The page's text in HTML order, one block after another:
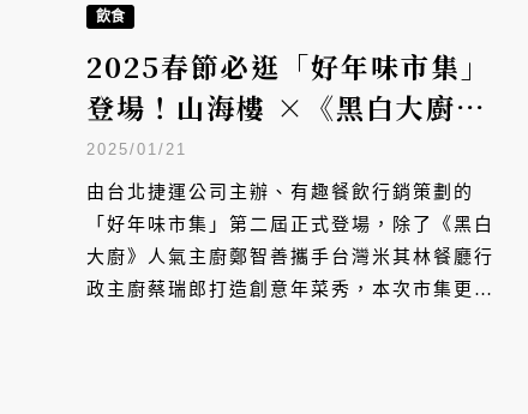
飲食
2025春節必逛「好年味市集」
登場！山海樓 ×《黑白大廚》
鄭智善主廚揭開序幕，精彩市
集四大亮點一次看
2025/01/21
由台北捷運公司主辦、有趣餐飲行銷策劃的
「好年味市集」第二屆正式登場，除了《黑白
大廚》人氣主廚鄭智善攜手台灣米其林餐廳行
政主廚蔡瑞郎打造創意年菜秀，本次市集更集